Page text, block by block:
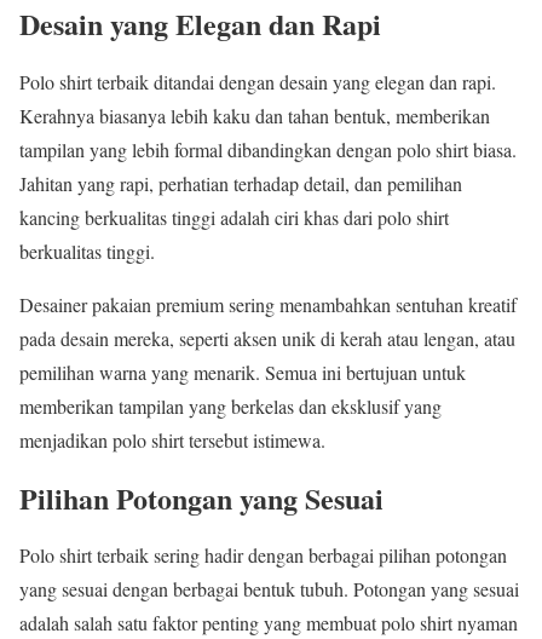
Desain yang Elegan dan Rapi
Polo shirt terbaik ditandai dengan desain yang elegan dan rapi.
Kerahnya biasanya lebih kaku dan tahan bentuk, memberikan
tampilan yang lebih formal dibandingkan dengan polo shirt biasa.
Jahitan yang rapi, perhatian terhadap detail, dan pemilihan
kancing berkualitas tinggi adalah ciri khas dari polo shirt
berkualitas tinggi.
Desainer pakaian premium sering menambahkan sentuhan kreatif
pada desain mereka, seperti aksen unik di kerah atau lengan, atau
pemilihan warna yang menarik. Semua ini bertujuan untuk
memberikan tampilan yang berkelas dan eksklusif yang
menjadikan polo shirt tersebut istimewa.
Pilihan Potongan yang Sesuai
Polo shirt terbaik sering hadir dengan berbagai pilihan potongan
yang sesuai dengan berbagai bentuk tubuh. Potongan yang sesuai
adalah salah satu faktor penting yang membuat polo shirt nyaman